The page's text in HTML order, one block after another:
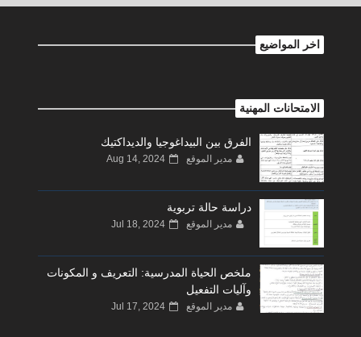
اخر المواضيع
الامتحانات المهنية
الفرق بين البيداغوجيا والديداكتيك
مدير الموقع Aug 14, 2024
دراسة حالة تربوية
مدير الموقع Jul 18, 2024
ملخص الحياة المدرسية: التعريف و المكونات
وآليات التفعيل
مدير الموقع Jul 17, 2024